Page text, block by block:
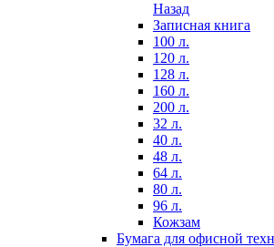
Назад
Записная книга
100 л.
120 л.
128 л.
160 л.
200 л.
32 л.
40 л.
48 л.
64 л.
80 л.
96 л.
Кожзам
Бумага для офисной